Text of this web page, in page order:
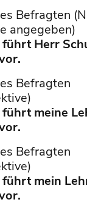
Befragten
angegeben)
Herr
Befragten
meine
Befragten
mein